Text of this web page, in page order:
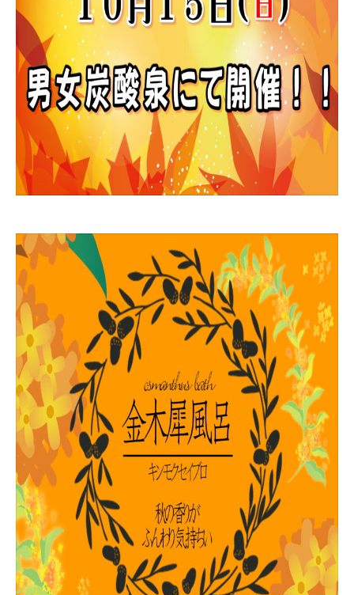
お知らせ
こもれびについて
ご利用ガイド
温泉
サウナ
リラクゼーション
スタッフ募集中
お問い合わせ